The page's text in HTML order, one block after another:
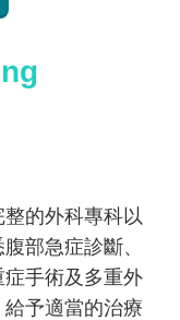
的外科專科以
部急症診斷、
手術及多重外
予適當的治療